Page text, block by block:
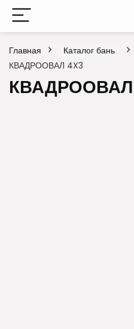
Главная Каталог бань
КВАДРООВАЛ 4X3
КВАДРООВАЛ